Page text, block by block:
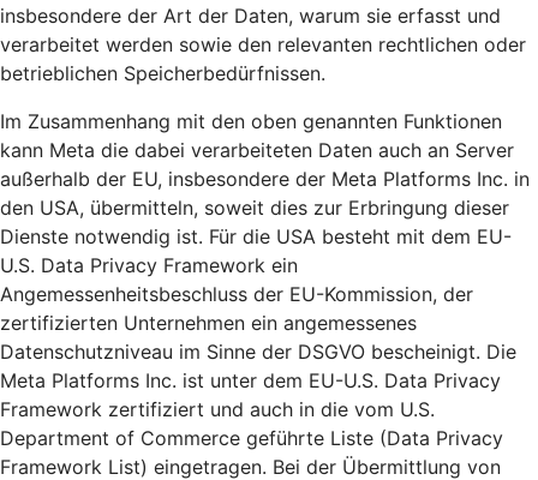
insbesondere der Art der Daten, warum sie erfasst und
verarbeitet werden sowie den relevanten rechtlichen oder
betrieblichen Speicherbedürfnissen.
Im Zusammenhang mit den oben genannten Funktionen
kann Meta die dabei verarbeiteten Daten auch an Server
außerhalb der EU, insbesondere der Meta Platforms Inc. in
den USA, übermitteln, soweit dies zur Erbringung dieser
Dienste notwendig ist. Für die USA besteht mit dem EU-
U.S. Data Privacy Framework ein
Angemessenheitsbeschluss der EU-Kommission, der
zertifizierten Unternehmen ein angemessenes
Datenschutzniveau im Sinne der DSGVO bescheinigt. Die
Meta Platforms Inc. ist unter dem EU-U.S. Data Privacy
Framework zertifiziert und auch in die vom U.S.
Department of Commerce geführte Liste (Data Privacy
Framework List) eingetragen. Bei der Übermittlung von